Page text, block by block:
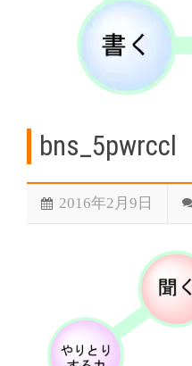
bns_5pwrccl
2016年2月9日